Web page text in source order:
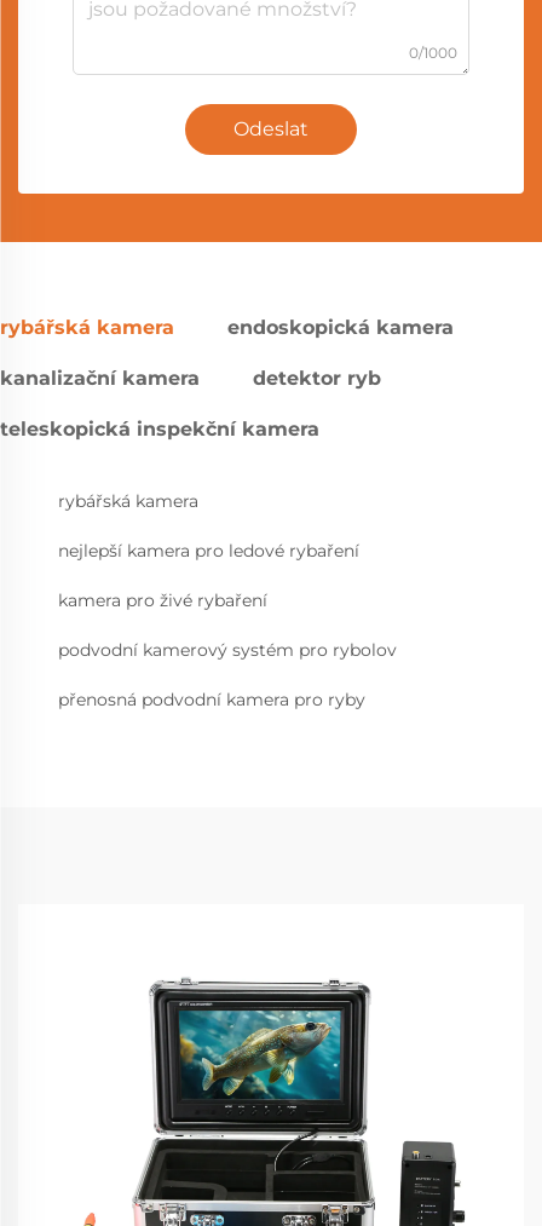
0/1000
Odeslat
rybářská kamera endoskopická kamera
kanalizační kamera detektor ryb
teleskopická inspekční kamera
rybářská kamera
nejlepší kamera pro ledové rybaření
kamera pro živé rybaření
podvodní kamerový systém pro rybolov
přenosná podvodní kamera pro ryby